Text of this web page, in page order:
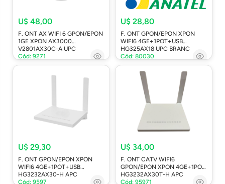
U$ 48,00
F. ONT AX WIFI 6 GPON/EPON
1GE XPON AX3000
V2801AX30C-A UPC
Cód: 9271
U$ 28,80
F. ONT GPON/EPON XPON
WIFI6 4GE+1POT+USB
HG325AX18 UPC BRANC
Cód: 80030
U$ 29,30
F. ONT GPON/EPON XPON
WIFI6 4GE+1POT+USB
HG3232AX30-H APC
Cód: 9597
U$ 34,00
F. ONT CATV WIFI6
GPON/EPON XPON 4GE+1POT
HG3232AX30T-H APC
Cód: 95971